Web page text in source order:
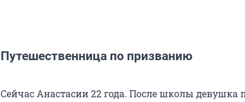
Путешественница по призванию
Сейчас Анастасии 22 года. После школы девушка